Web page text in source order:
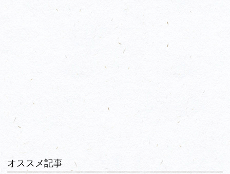
オススメ記事